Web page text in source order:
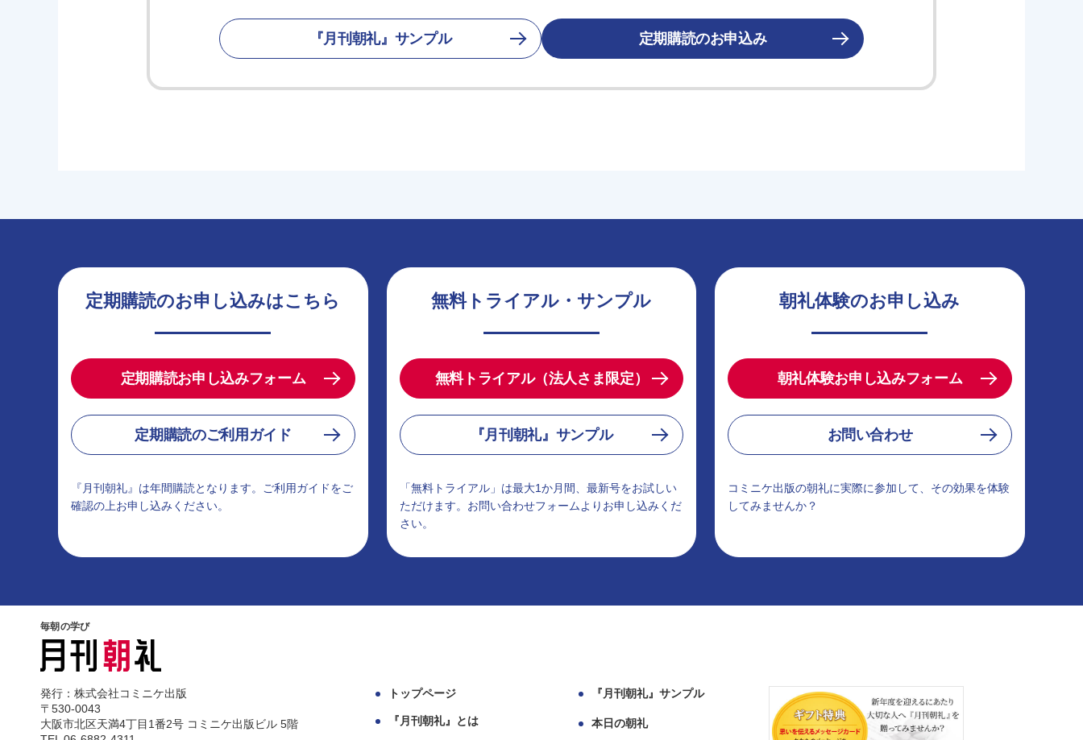
『月刊朝礼』サンプル 定期購読のお申込み
定期購読のお申し込みはこちら
定期購読お申し込みフォーム
定期購読のご利用ガイド
『月刊朝礼』は年間購読となります。ご利用ガイドをご
確認の上お申し込みください。
無料トライアル・サンプル
無料トライアル（法人さま限定）
『月刊朝礼』サンプル
「無料トライアル」は最大1か月間、最新号をお試しい
ただけます。お問い合わせフォームよりお申し込みくだ
さい。
朝礼体験のお申し込み
朝礼体験お申し込みフォーム
お問い合わせ
コミニケ出版の朝礼に実際に参加して、その効果を体験
してみませんか？
毎朝の学び
発行：株式会社コミニケ出版
〒530-0043
大阪市北区天満4丁目1番2号 コミニケ出版ビル 5階
トップページ
『月刊朝礼』とは
『月刊朝礼』サンプル
本日の朝礼